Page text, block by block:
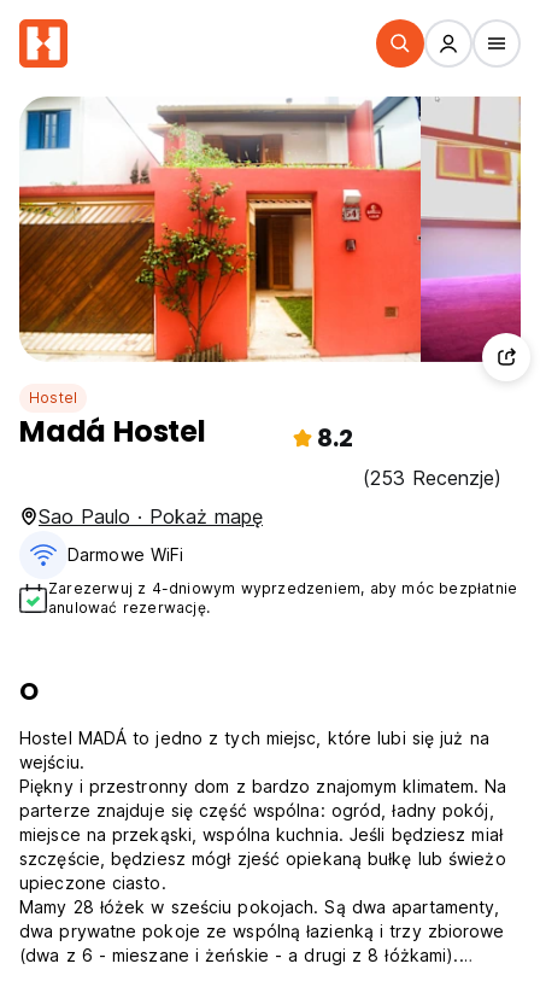
Hostel
Madá Hostel 8.2
(253 Recenzje)
Sao Paulo · Pokaż mapę
Darmowe WiFi
Zarezerwuj z 4-dniowym wyprzedzeniem, aby móc bezpłatnie
anulować rezerwację.
O
Hostel MADÁ to jedno z tych miejsc, które lubi się już na
wejściu.
Piękny i przestronny dom z bardzo znajomym klimatem. Na
parterze znajduje się część wspólna: ogród, ładny pokój,
miejsce na przekąski, wspólna kuchnia. Jeśli będziesz miał
szczęście, będziesz mógł zjeść opiekaną bułkę lub świeżo
upieczone ciasto.
Mamy 28 łóżek w sześciu pokojach. Są dwa apartamenty,
dwa prywatne pokoje ze wspólną łazienką i trzy zbiorowe
(dwa z 6 - mieszane i żeńskie - a drugi z 8 łóżkami).